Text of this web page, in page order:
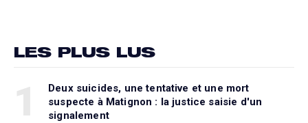
LES PLUS LUS
Deux suicides, une tentative et une mort
suspecte à Matignon : la justice saisie d'un
signalement